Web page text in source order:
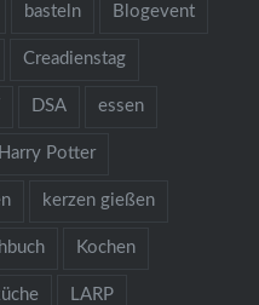
basteln Blogevent
Creadienstag
DSA essen
Harry Potter
kerzen gießen
Kochen
LARP